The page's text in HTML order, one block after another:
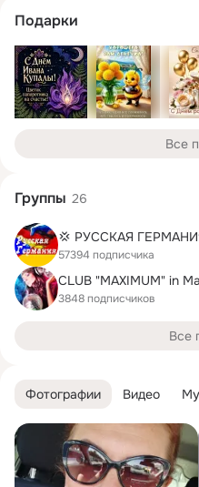
Фотографии Видео
Подарки
Все
Группы 26
💢 РУССКАЯ
57394 подписчика
CLUB "MAXIMUM" in
3848 подписчиков
Все